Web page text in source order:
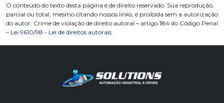
O conteúdo do texto desta página é de direito reservado. Sua reprodução,
parcial ou total, mesmo citando nossos links, é proibida sem a autorização
do autor. Crime de violação de direito autoral – artigo 184 do Código Penal
– Lei 9610/98 - Lei de direitos autorais